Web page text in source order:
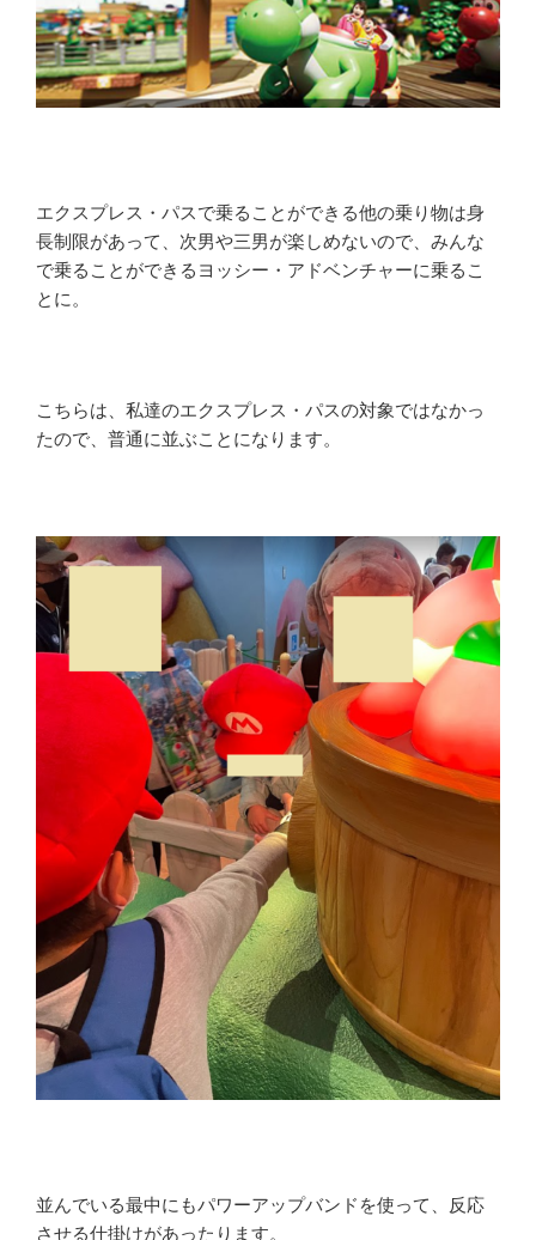
エクスプレス・パスで乗ることができる他の乗り物は身
長制限があって、次男や三男が楽しめないので、みんな
で乗ることができるヨッシー・アドベンチャーに乗るこ
とに。
こちらは、私達のエクスプレス・パスの対象ではなかっ
たので、普通に並ぶことになります。
並んでいる最中にもパワーアップバンドを使って、反応
させる仕掛けがあったります。